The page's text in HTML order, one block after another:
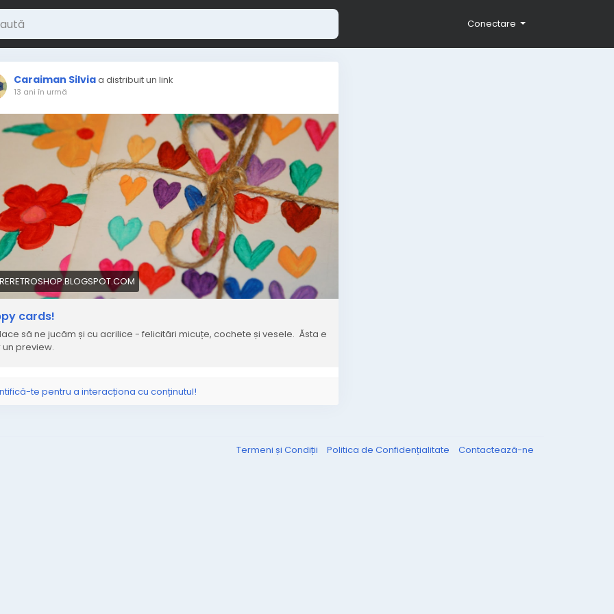
Conectare
Caraiman Silviaa distribuit un link
13 ani în urmă
cards!
să ne jucăm și cu acrilice - felicitări micuțe, cochete și vesele. Ăsta e
preview.
te pentru a interacționa cu conținutul!
Termeni și Condiții Politica de Confidențialitate Contactează-ne